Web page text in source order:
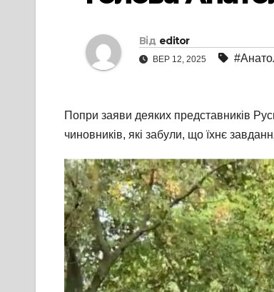
Від editor
ВЕР 12, 2025
Попри заяви деяких представників
чиновників, які забули, що їхнє